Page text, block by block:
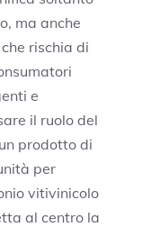
ma anche
rischia di
e
il ruolo del
prodotto di
per
vitivinicolo
al centro la